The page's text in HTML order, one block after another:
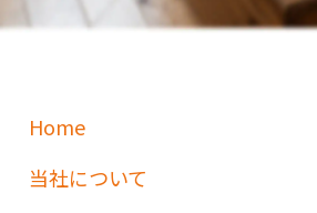
Home
当社について